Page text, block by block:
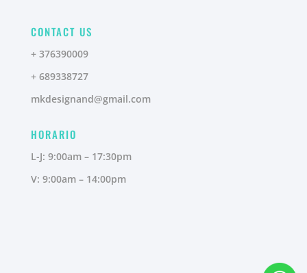
CONTACT US
+ 376390009
+ 689338727
mkdesignand@gmail.com
HORARIO
L-J: 9:00am – 17:30pm
V: 9:00am – 14:00pm